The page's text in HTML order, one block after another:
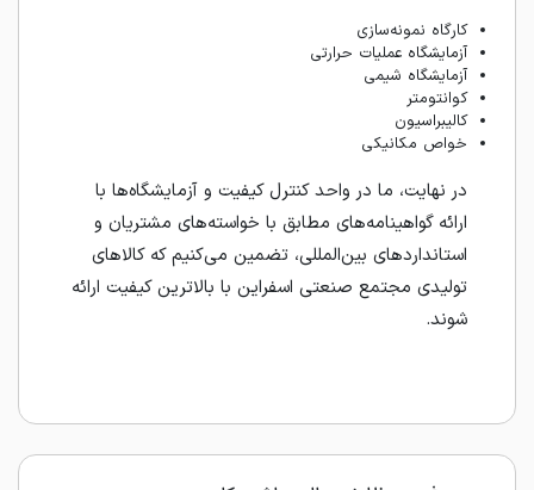
کارگاه نمونه‌سازی
آزمایشگاه عملیات حرارتی
آزمایشگاه شیمی
کوانتومتر
کالیبراسیون
خواص مکانیکی
در نهایت، ما در واحد کنترل کیفیت و آزمایشگاه‌ها با
ارائه گواهینامه‌های مطابق با خواسته‌های مشتریان و
استانداردهای بین‌المللی، تضمین می‌کنیم که کالاهای
تولیدی مجتمع صنعتی اسفراین با بالاترین کیفیت ارائه
شوند.